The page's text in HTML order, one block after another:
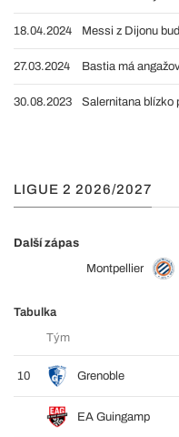
18.04.2024 Messi z Dijonu
27.03.2024 Bastia má
30.08.2023 Salernitana blízko
LIGUE 2 2026/2027
Další zápas
Montpellier
Tabulka
Tým
10 Grenoble
EA Guingamp